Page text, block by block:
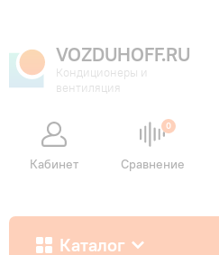
VOZDUHOFF.RU
Кондиционеры и
вентиляция
Кабинет
0
Сравнение
Каталог